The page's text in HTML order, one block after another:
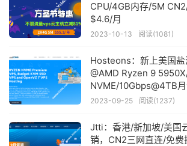
CPU/4GB内存/5M
$4.6/月
2023-10-13 阅读(1081)
Hosteons：新上美国
@AMD Ryzen 9
NVME/10Gbps@4TB
2023-09-25 阅读(1237)
Jtti：香港/新加坡/美国
销，CN2三网直连/免费